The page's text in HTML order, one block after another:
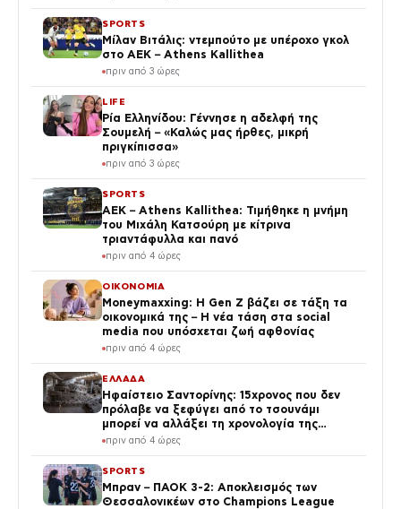
SPORTS
Μίλαν Βιτάλις: ντεμπούτο με υπέροχο γκολ
στο ΑΕΚ – Athens Kallithea
πριν από 3 ώρες
LIFE
Ρία Ελληνίδου: Γέννησε η αδελφή της
Σουμελή – «Καλώς μας ήρθες, μικρή
πριγκίπισσα»
πριν από 3 ώρες
SPORTS
ΑΕΚ – Athens Kallithea: Τιμήθηκε η μνήμη
του Μιχάλη Κατσούρη με κίτρινα
τριαντάφυλλα και πανό
πριν από 4 ώρες
ΟΙΚΟΝΟΜΙΑ
Moneymaxxing: Η Gen Z βάζει σε τάξη τα
οικονομικά της – Η νέα τάση στα social
media που υπόσχεται ζωή αφθονίας
πριν από 4 ώρες
ΕΛΛΑΔΑ
Ηφαίστειο Σαντορίνης: 15χρονος που δεν
πρόλαβε να ξεφύγει από το τσουνάμι
μπορεί να αλλάξει τη χρονολογία της
προϊστορικής έκρηξης
πριν από 4 ώρες
SPORTS
Μπραν – ΠΑΟΚ 3-2: Αποκλεισμός των
Θεσσαλονικέων στο Champions League